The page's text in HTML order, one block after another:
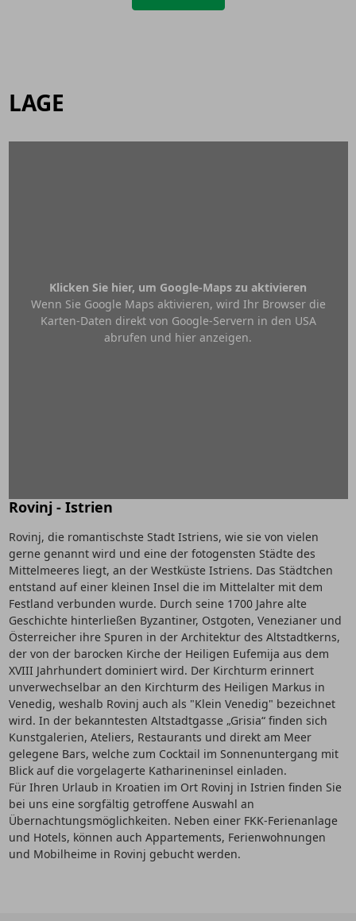
LAGE
Klicken Sie hier, um Google-Maps zu aktivieren
Wenn Sie Google Maps aktivieren, wird Ihr Browser die
Karten-Daten direkt von Google-Servern in den USA
abrufen und hier anzeigen.
Rovinj - Istrien
Rovinj, die romantischste Stadt Istriens, wie sie von vielen
gerne genannt wird und eine der fotogensten Städte des
Mittelmeeres liegt, an der Westküste Istriens. Das Städtchen
entstand auf einer kleinen Insel die im Mittelalter mit dem
Festland verbunden wurde. Durch seine 1700 Jahre alte
Geschichte hinterließen Byzantiner, Ostgoten, Venezianer und
Österreicher ihre Spuren in der Architektur des Altstadtkerns,
der von der barocken Kirche der Heiligen Eufemija aus dem
XVIII Jahrhundert dominiert wird. Der Kirchturm erinnert
unverwechselbar an den Kirchturm des Heiligen Markus in
Venedig, weshalb Rovinj auch als "Klein Venedig" bezeichnet
wird. In der bekanntesten Altstadtgasse „Grisia“ finden sich
Kunstgalerien, Ateliers, Restaurants und direkt am Meer
gelegene Bars, welche zum Cocktail im Sonnenuntergang mit
Blick auf die vorgelagerte Katharineninsel einladen.
Für Ihren Urlaub in Kroatien im Ort Rovinj in Istrien finden Sie
bei uns eine sorgfältig getroffene Auswahl an
Übernachtungsmöglichkeiten. Neben einer FKK-Ferienanlage
und Hotels, können auch Appartements, Ferienwohnungen
und Mobilheime in Rovinj gebucht werden.